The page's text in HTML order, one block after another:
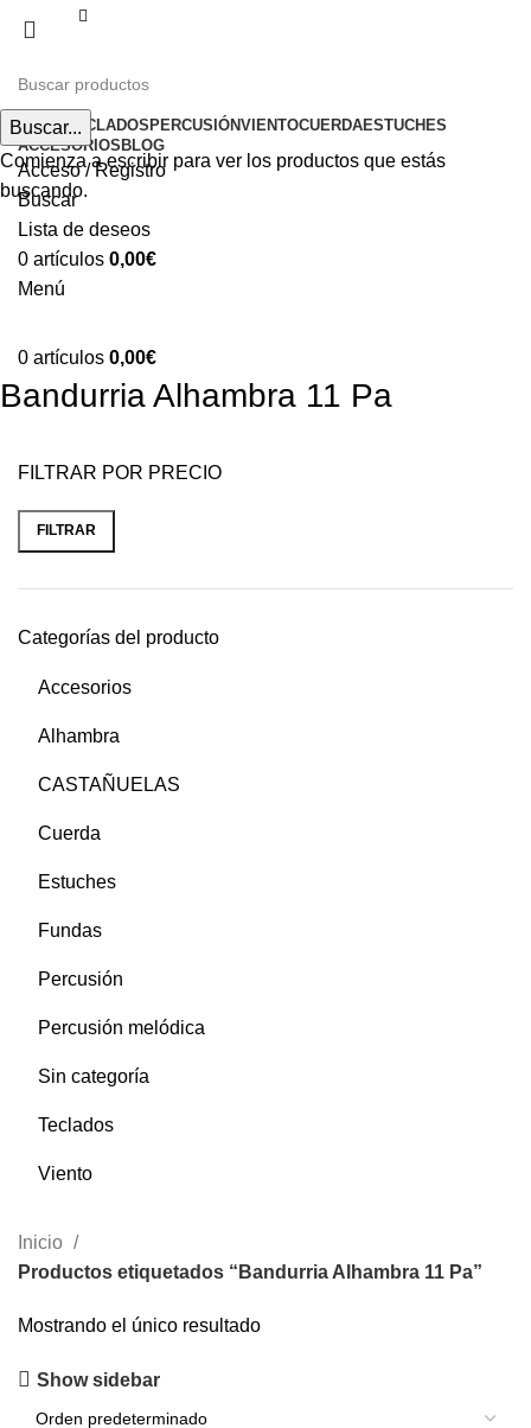
INICIOTECLADOSPERCUSIÓNVIENTOCUERDAESTUCHES
ACCESORIOSBLOG
Acceso / Registro
Buscar
Lista de deseos
0 artículos 0,00€
Menú
0 artículos 0,00€
Bandurria Alhambra 11 Pa
FILTRAR POR PRECIO
FILTRAR
Categorías del producto
Accesorios
Alhambra
CASTAÑUELAS
Cuerda
Estuches
Fundas
Percusión
Percusión melódica
Sin categoría
Teclados
Viento
Inicio
Productos etiquetados “Bandurria Alhambra 11 Pa”
Mostrando el único resultado
Show sidebar
Buscar...
Comienza a escribir para ver los productos que estás
buscando.